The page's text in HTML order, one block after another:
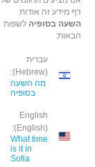
דף מידע זה אודות
השעה בסופיה לשפות
הבאות:
עברית
(Hebrew):
מה השעה
בסופיה
English
(English):
What time
is it in
Sofia